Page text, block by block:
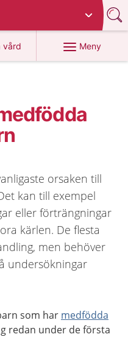
vård
1177.se
Meny
orsaken till
kan till exempel
eller förträngningar
kärlen. De flesta
men behöver
undersökningar
som har medfödda
redan under de första